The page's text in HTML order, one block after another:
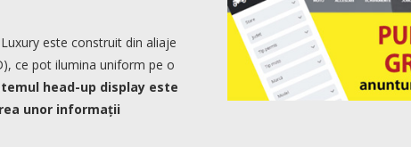
este construit din aliaje
ce pot ilumina uniform pe o
head-up display este
unor informații